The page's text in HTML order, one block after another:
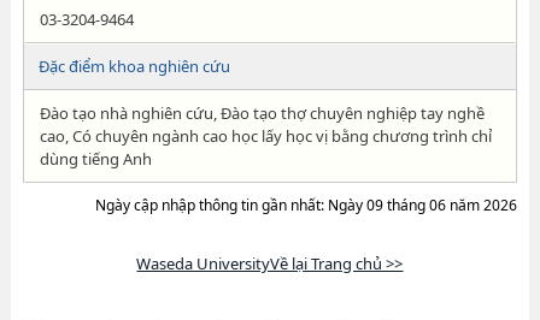
03-3204-9464
Đặc điểm khoa nghiên cứu
Đào tạo nhà nghiên cứu, Đào tạo thợ chuyên nghiệp tay nghề
cao, Có chuyên ngành cao học lấy học vị bằng chương trình chỉ
dùng tiếng Anh
Ngày cập nhập thông tin gần nhất: Ngày 09 tháng 06 năm 2026
Waseda UniversityVề lại Trang chủ >>